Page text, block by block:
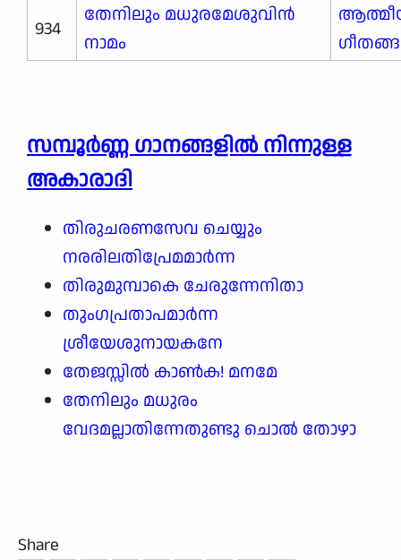
934
തേനിലും മധുരമേശുവിൻ
നാമം
സമ്പൂർണ്ണ ഗാനങ്ങളില്‍ നിന്നുള്ള
അകാരാദി
തിരുചരണസേവ ചെയ്യും
നരരിലതിപ്രേമമാർന്ന
തിരുമുമ്പാകെ ചേരുന്നേനിതാ
തുംഗപ്രതാപമാർന്ന
ശ്രീയേശുനായകനേ
തേജസ്സിൽ കാൺക! മനമേ
തേനിലും മധുരം
വേദമല്ലാതിന്നേതുണ്ടു ചൊൽ തോഴാ
Share